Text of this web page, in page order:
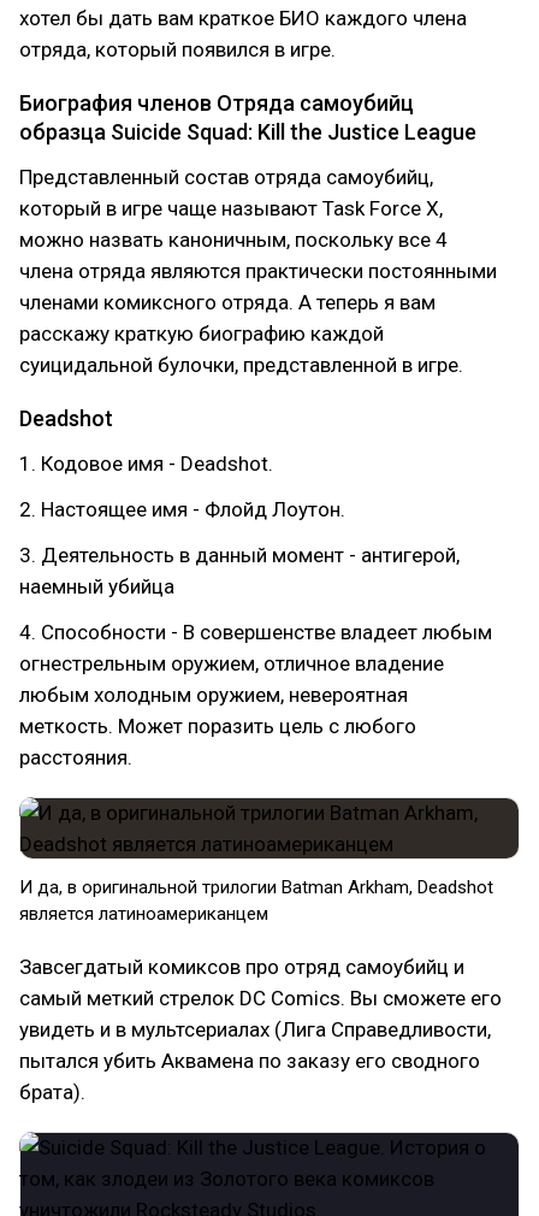
хотел бы дать вам краткое БИО каждого члена
отряда, который появился в игре.
Биография членов Отряда самоубийц
образца Suicide Squad: Kill the Justice League
Представленный состав отряда самоубийц,
который в игре чаще называют Task Force X,
можно назвать каноничным, поскольку все 4
члена отряда являются практически постоянными
членами комиксного отряда. А теперь я вам
расскажу краткую биографию каждой
суицидальной булочки, представленной в игре.
Deadshot
1. Кодовое имя - Deadshot.
2. Настоящее имя - Флойд Лоутон.
3. Деятельность в данный момент - антигерой,
наемный убийца
4. Способности - В совершенстве владеет любым
огнестрельным оружием, отличное владение
любым холодным оружием, невероятная
меткость. Может поразить цель с любого
расстояния.
И да, в оригинальной трилогии Batman Arkham, Deadshot
является латиноамериканцем
Завсегдатый комиксов про отряд самоубийц и
самый меткий стрелок DC Comics. Вы сможете его
увидеть и в мультсериалах (Лига Справедливости,
пытался убить Аквамена по заказу его сводного
брата).